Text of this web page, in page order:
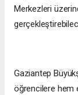
Merkezleri
Gaziantep
öğrencilere hem